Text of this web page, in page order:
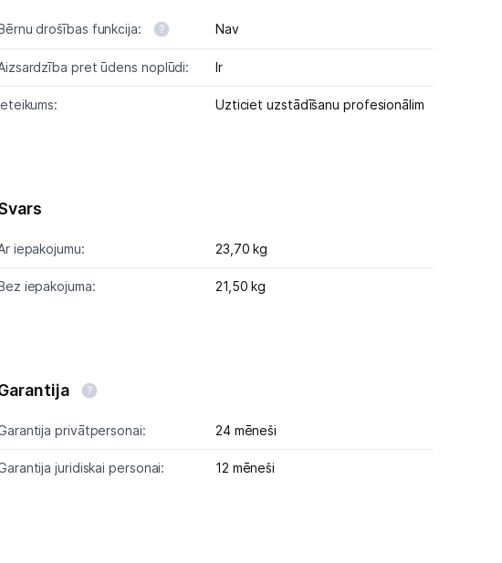
drošības funkcija: Nav
pret ūdens noplūdi: Ir
Uzticiet uzstādīšanu profesionālim
iepakojumu: 23,70 kg
iepakojuma: 21,50 kg
privātpersonai: 24 mēneši
juridiskai personai: 12 mēneši